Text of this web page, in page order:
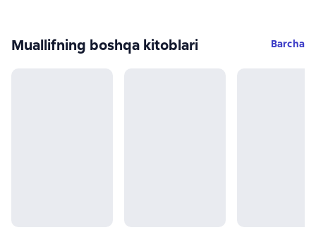
Muallifning boshqa kitoblari Barcha